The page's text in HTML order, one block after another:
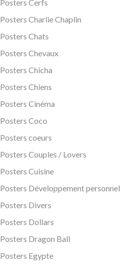
Posters Cerfs
Posters Charlie Chaplin
Posters Chats
Posters Chevaux
Posters Chicha
Posters Chiens
Posters Cinéma
Posters Coco
Posters coeurs
Posters Couples / Lovers
Posters Cuisine
Posters Développement personnel
Posters Divers
Posters Dollars
Posters Dragon Ball
Posters Egypte